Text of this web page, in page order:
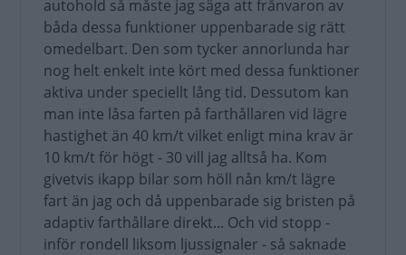
autohold så måste jag säga att frånvaron av
båda dessa funktioner uppenbarade sig rätt
omedelbart. Den som tycker annorlunda har
nog helt enkelt inte kört med dessa funktioner
aktiva under speciellt lång tid. Dessutom kan
man inte låsa farten på farthållaren vid lägre
hastighet än 40 km/t vilket enligt mina krav är
10 km/t för högt - 30 vill jag alltså ha. Kom
givetvis ikapp bilar som höll nån km/t lägre
fart än jag och då uppenbarade sig bristen på
adaptiv farthållare direkt... Och vid stopp -
inför rondell liksom ljussignaler - så saknade